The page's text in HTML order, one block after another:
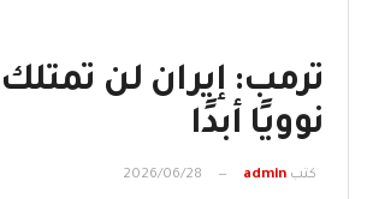
ترمب: إيران لن
نوويًا أبدًا
كتب admin
2026/06/28